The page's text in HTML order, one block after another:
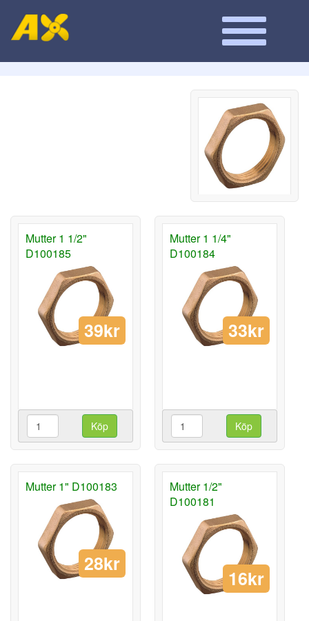
Mutter 1 1/2"
D100185
39kr
Köp
Mutter 1 1/4"
D100184
33kr
Köp
Mutter 1" D100183
28kr
Mutter 1/2"
D100181
16kr